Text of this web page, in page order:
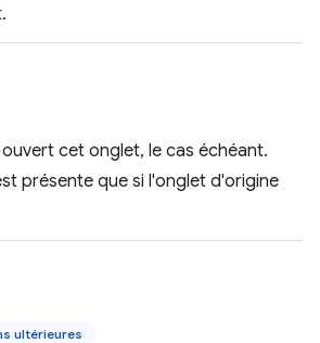
cet onglet, le cas échéant.
présente que si l'onglet d'origine
ultérieures